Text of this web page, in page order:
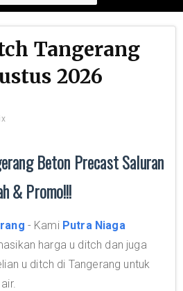
Tangerang
2026
Beton Precast Saluran
& Promo!!!
- Kami Putra Niaga
harga u ditch dan juga
u ditch di Tangerang untuk